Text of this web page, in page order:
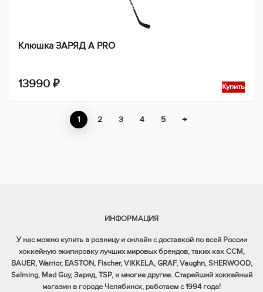
Клюшка ЗАРЯД А PRO
13990 ₽ Купить
1 2 3 4 5 →
ИНФОРМАЦИЯ
У нас можно купить в розницу и онлайн с доставкой по всей России
хоккейную экипировку лучших мировых брендов, таких как CCM,
BAUER, Warrior, EASTON, Fischer, VIKKELA, GRAF, Vaughn, SHERWOOD,
Salming, Mad Guy, Заряд, TSP, и многие другие. Старейший хоккейный
магазин в городе Челябинск, работаем с 1994 года!